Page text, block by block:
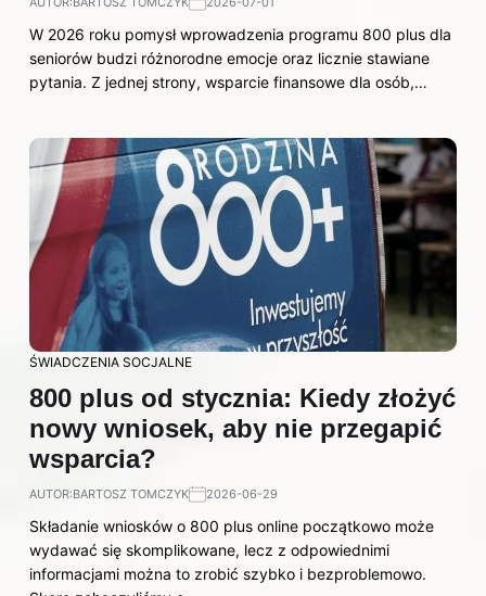
W 2026 roku pomysł wprowadzenia programu 800 plus dla
seniorów budzi różnorodne emocje oraz licznie stawiane
pytania. Z jednej strony, wsparcie finansowe dla osób,…
ŚWIADCZENIA SOCJALNE
800 plus od stycznia: Kiedy złożyć
nowy wniosek, aby nie przegapić
wsparcia?
AUTOR:BARTOSZ TOMCZYK 2026-06-29
Składanie wniosków o 800 plus online początkowo może
wydawać się skomplikowane, lecz z odpowiednimi
informacjami można to zrobić szybko i bezproblemowo.